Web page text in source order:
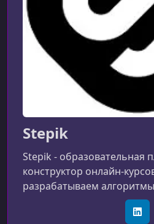
Stepik
Stepik - образовательная
конструктор онлайн-
разрабатываем
обучения, бесплатно
авторами MOOC,